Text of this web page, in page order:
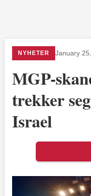
NYHETER January
MGP-
trekker
Israel